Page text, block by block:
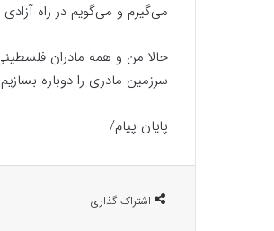
می‌گیرم و می‌گویم در راه
حالا من و همه مادران
سرزمین مادری را دوباره
پایان پیام/
اشتراک گذاری